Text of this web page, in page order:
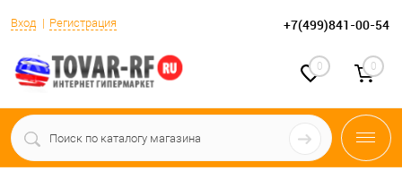
Вход Регистрация +7(499)841-00-54
0 0